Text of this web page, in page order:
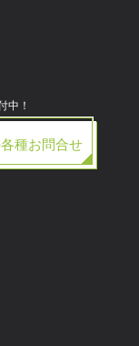
中！
種お問合せ